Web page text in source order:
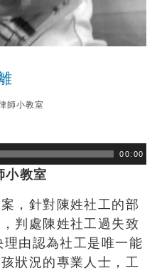
師小教室
00:00
小教室
，針對陳姓社工的部
判處陳姓社工過失致
由認為社工是唯一能
狀況的專業人士，工